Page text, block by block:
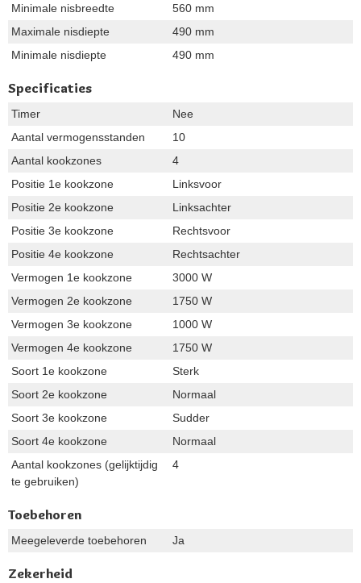
Minimale nisbreedte
560 mm
Maximale nisdiepte
490 mm
Minimale nisdiepte
490 mm
Specificaties
Timer
Nee
Aantal vermogensstanden
10
Aantal kookzones
4
Positie 1e kookzone
Linksvoor
Positie 2e kookzone
Linksachter
Positie 3e kookzone
Rechtsvoor
Positie 4e kookzone
Rechtsachter
Vermogen 1e kookzone
3000 W
Vermogen 2e kookzone
1750 W
Vermogen 3e kookzone
1000 W
Vermogen 4e kookzone
1750 W
Soort 1e kookzone
Sterk
Soort 2e kookzone
Normaal
Soort 3e kookzone
Sudder
Soort 4e kookzone
Normaal
Aantal kookzones (gelijktijdig
te gebruiken)
4
Toebehoren
Meegeleverde toebehoren Ja
Zekerheid